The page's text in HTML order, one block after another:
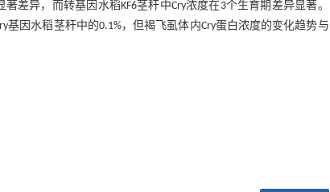
差异，而转基因水稻KF6茎秆中Cry浓度在3个生育期差异显著。
因水稻茎秆中的0.1%，但褐飞虱体内Cry蛋白浓度的变化趋势与